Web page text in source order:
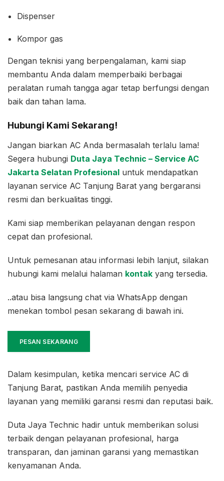
Dispenser
Kompor gas
Dengan teknisi yang berpengalaman, kami siap
membantu Anda dalam memperbaiki berbagai
peralatan rumah tangga agar tetap berfungsi dengan
baik dan tahan lama.
Hubungi Kami Sekarang!
Jangan biarkan AC Anda bermasalah terlalu lama!
Segera hubungi Duta Jaya Technic – Service AC
Jakarta Selatan Profesional untuk mendapatkan
layanan service AC Tanjung Barat yang bergaransi
resmi dan berkualitas tinggi.
Kami siap memberikan pelayanan dengan respon
cepat dan profesional.
Untuk pemesanan atau informasi lebih lanjut, silakan
hubungi kami melalui halaman kontak yang tersedia.
..atau bisa langsung chat via WhatsApp dengan
menekan tombol pesan sekarang di bawah ini.
PESAN SEKARANG
Dalam kesimpulan, ketika mencari service AC di
Tanjung Barat, pastikan Anda memilih penyedia
layanan yang memiliki garansi resmi dan reputasi baik.
Duta Jaya Technic hadir untuk memberikan solusi
terbaik dengan pelayanan profesional, harga
transparan, dan jaminan garansi yang memastikan
kenyamanan Anda.